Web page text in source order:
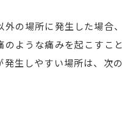
外の場所に発生した場合
のような痛みを起こすこ
発生しやすい場所は、次